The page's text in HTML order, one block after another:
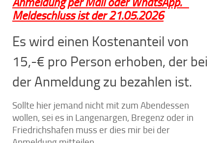
Meldeschluss ist der 21.05.2026
Es wird einen Kostenanteil von
15,-€ pro Person erhoben, der bei
der Anmeldung zu bezahlen ist.
Sollte hier jemand nicht mit zum Abendessen
wollen, sei es in Langenargen, Bregenz oder in
Friedrichshafen muss er dies mir bei der